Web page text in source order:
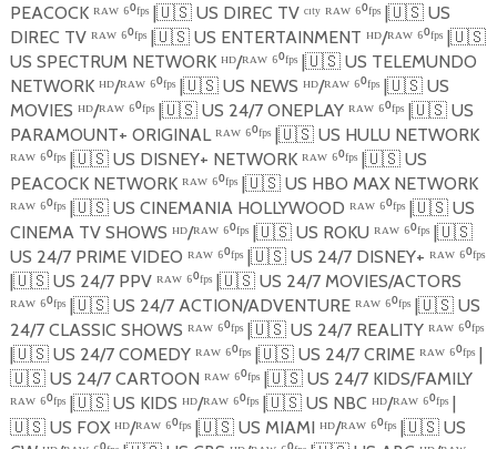
PEACOCK ᴿᴬᵂ ⁶⁰ᶠᵖˢ |🇺🇸US DIREC TV ᶜᶦᵗʸ ᴿᴬᵂ ⁶⁰ᶠᵖˢ |🇺🇸US
DIREC TV ᴿᴬᵂ ⁶⁰ᶠᵖˢ |🇺🇸US ENTERTAINMENT ᴴᴰ/ᴿᴬᵂ ⁶⁰ᶠᵖˢ |🇺🇸
US SPECTRUM NETWORK ᴴᴰ/ᴿᴬᵂ ⁶⁰ᶠᵖˢ |🇺🇸US TELEMUNDO
NETWORK ᴴᴰ/ᴿᴬᵂ ⁶⁰ᶠᵖˢ |🇺🇸US NEWS ᴴᴰ/ᴿᴬᵂ ⁶⁰ᶠᵖˢ |🇺🇸US
MOVIES ᴴᴰ/ᴿᴬᵂ ⁶⁰ᶠᵖˢ |🇺🇸US 24/7 ONEPLAY ᴿᴬᵂ ⁶⁰ᶠᵖˢ |🇺🇸US
PARAMOUNT+ ORIGINAL ᴿᴬᵂ ⁶⁰ᶠᵖˢ |🇺🇸US ️HULU NETWORK
ᴿᴬᵂ ⁶⁰ᶠᵖˢ |🇺🇸US DISNEY+ NETWORK ᴿᴬᵂ ⁶⁰ᶠᵖˢ |🇺🇸US
PEACOCK NETWORK ᴿᴬᵂ ⁶⁰ᶠᵖˢ |🇺🇸US HBO MAX NETWORK
ᴿᴬᵂ ⁶⁰ᶠᵖˢ |🇺🇸US CINEMANIA HOLLYWOOD ᴿᴬᵂ ⁶⁰ᶠᵖˢ |🇺🇸US
CINEMA TV SHOWS ᴴᴰ/ᴿᴬᵂ ⁶⁰ᶠᵖˢ |🇺🇸US ROKU ᴿᴬᵂ ⁶⁰ᶠᵖˢ |🇺🇸
US 24/7 PRIME VIDEO ᴿᴬᵂ ⁶⁰ᶠᵖˢ |🇺🇸US 24/7 DISNEY+ ᴿᴬᵂ ⁶⁰ᶠᵖˢ
|🇺🇸US 24/7 PPV ᴿᴬᵂ ⁶⁰ᶠᵖˢ |🇺🇸US 24/7 MOVIES/ACTORS
ᴿᴬᵂ ⁶⁰ᶠᵖˢ |🇺🇸US 24/7 ACTION/ADVENTURE ᴿᴬᵂ ⁶⁰ᶠᵖˢ |🇺🇸US
24/7 CLASSIC SHOWS ᴿᴬᵂ ⁶⁰ᶠᵖˢ |🇺🇸US 24/7 REALITY ᴿᴬᵂ ⁶⁰ᶠᵖˢ
|🇺🇸US 24/7 COMEDY ᴿᴬᵂ ⁶⁰ᶠᵖˢ |🇺🇸US 24/7 CRIME ᴿᴬᵂ ⁶⁰ᶠᵖˢ |
🇺🇸US 24/7 CARTOON ᴿᴬᵂ ⁶⁰ᶠᵖˢ |🇺🇸US 24/7 KIDS/FAMILY
ᴿᴬᵂ ⁶⁰ᶠᵖˢ |🇺🇸US KIDS ᴴᴰ/ᴿᴬᵂ ⁶⁰ᶠᵖˢ |🇺🇸US NBC ᴴᴰ/ᴿᴬᵂ ⁶⁰ᶠᵖˢ |
🇺🇸US FOX ᴴᴰ/ᴿᴬᵂ ⁶⁰ᶠᵖˢ |🇺🇸US MIAMI ᴴᴰ/ᴿᴬᵂ ⁶⁰ᶠᵖˢ |🇺🇸US